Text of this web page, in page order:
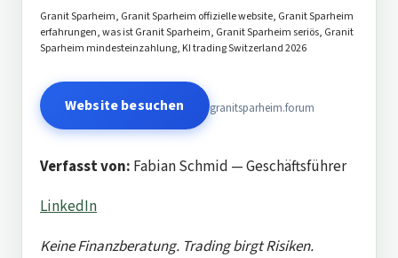
Granit Sparheim, Granit Sparheim offizielle website, Granit Sparheim
erfahrungen, was ist Granit Sparheim, Granit Sparheim seriös, Granit
Sparheim mindesteinzahlung, KI trading Switzerland 2026
Website besuchen granitsparheim.forum
Verfasst von: Fabian Schmid — Geschäftsführer
LinkedIn
Keine Finanzberatung. Trading birgt Risiken.